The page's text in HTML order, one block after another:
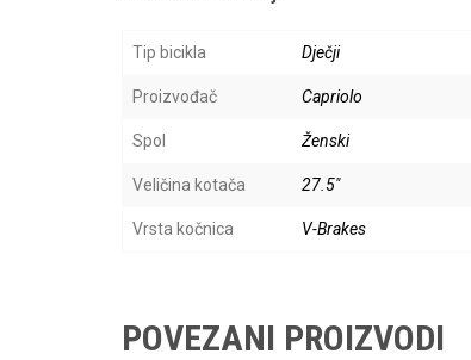
Tip bicikla Dječji
Proizvođač Capriolo
Spol Ženski
Veličina kotača 27.5"
Vrsta kočnica V-Brakes
POVEZANI PROIZVODI